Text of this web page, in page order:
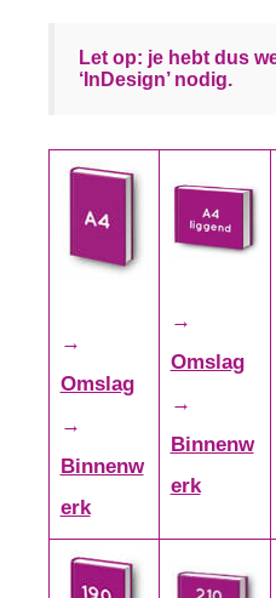
Let op: je hebt dus
‘InDesign’ nodig.
→
Omslag
→
Binnenw
erk
→
Omslag
→
Binnenw
erk